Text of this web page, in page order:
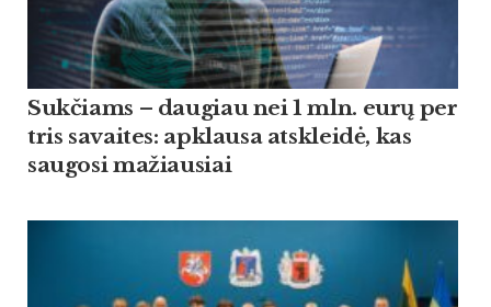
Suk­čiams – dau­giau nei 1 mln. eurų per
tris sa­vai­tes: ap­klau­sa at­skleidė, kas
sau­go­si ma­žiau­siai